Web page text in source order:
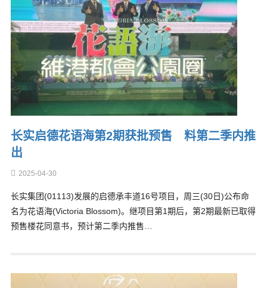
长实启德花语海第2期获批预售 料第二季内推
出
2025-04-30
长实集团(01113)发展的启德承丰道16号项目，周三(30日)公布命
名为花语海(Victoria Blossom)。继项目第1期后，第2期最新已取得
预售楼花同意书，预计第二季内推售…